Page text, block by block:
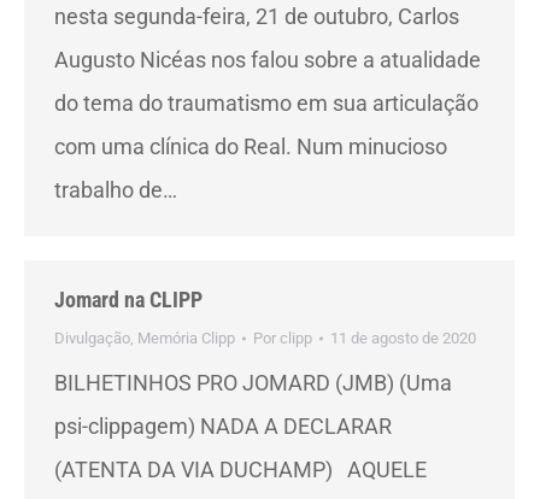
nesta segunda-feira, 21 de outubro, Carlos
Augusto Nicéas nos falou sobre a atualidade
do tema do traumatismo em sua articulação
com uma clínica do Real. Num minucioso
trabalho de…
Jomard na CLIPP
Divulgação, Memória Clipp Por clipp 11 de agosto de 2020
BILHETINHOS PRO JOMARD (JMB) (Uma
psi-clippagem) NADA A DECLARAR
(ATENTA DA VIA DUCHAMP) AQUELE